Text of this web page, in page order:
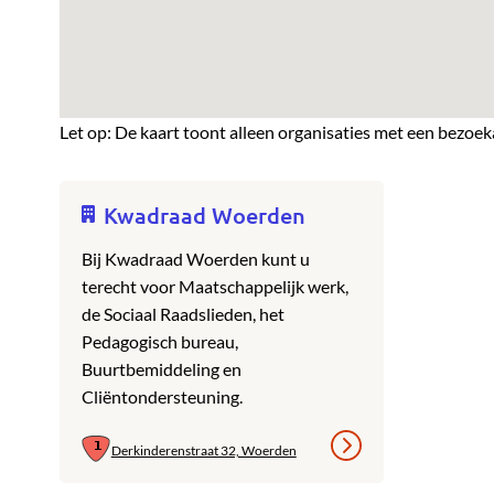
Let op: De kaart toont alleen organisaties met een
Kwadraad Woerden
Bij Kwadraad Woerden kunt u
terecht voor Maatschappelijk werk,
de Sociaal Raadslieden, het
Pedagogisch bureau,
Buurtbemiddeling en
Cliëntondersteuning.
Derkinderenstraat 32, Woerden